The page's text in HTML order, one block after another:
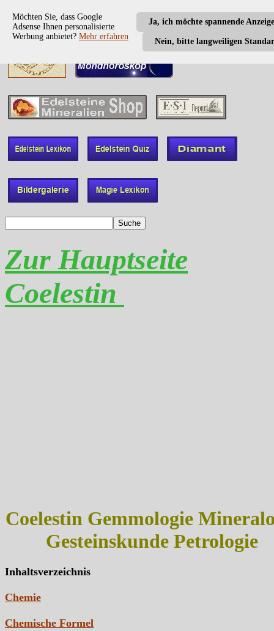
Ja, ich möchte spannende
Nein, bitte langweiligen
Möchten Sie, dass Google
Adsense Ihnen personalisierte
Werbung anbietet? Mehr erfahren
Zur Hauptseite
Coelestin
Coelestin Gemmologie
Gesteinskunde Petrologie
Inhaltsverzeichnis
Chemie
Chemische Formel